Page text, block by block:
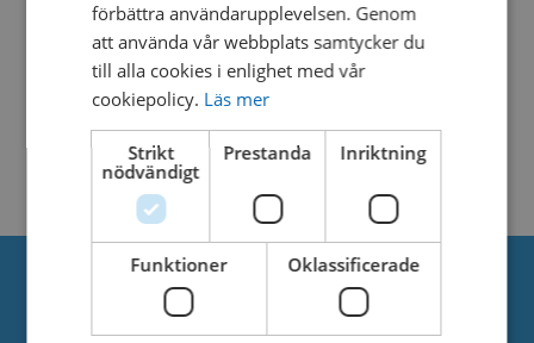
No related download found!
Kjell Parmborn Updated 9. mars 2021
Om oss
förbättra användarupplevelsen. Genom
att använda vår webbplats samtycker du
till alla cookies i enlighet med vår
cookiepolicy. Läs mer
Strikt
nödvändigt
Prestanda Inriktning
Funktioner Oklassificerade